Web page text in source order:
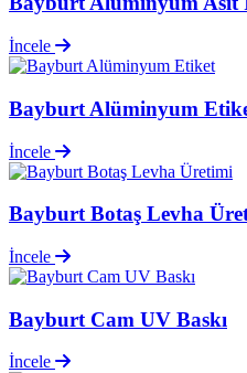
İncele
Bayburt Alüminyum
İncele
Bayburt Botaş Levha
İncele
Bayburt Cam UV Baskı
İncele